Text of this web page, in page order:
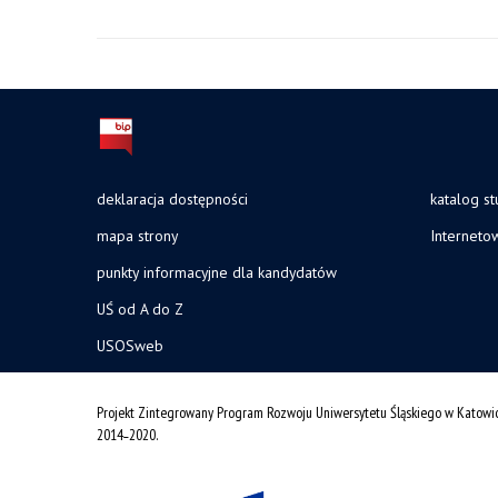
deklaracja dostępności
mapa strony
punkty informacyjne dla kandydatów
UŚ od A do Z
USOSweb
katalog
Projekt Zintegrowany Program Rozwoju Uniwersytetu Śląskiego w
2014˗2020.